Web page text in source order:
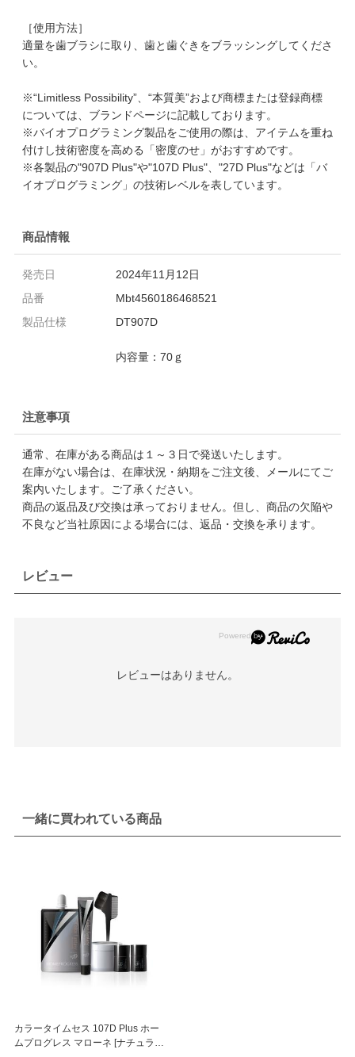
［使用方法］
適量を歯ブラシに取り、歯と歯ぐきをブラッシングしてくださ
い。
※“Limitless Possibility”、“本質美”および商標または登録商標
については、ブランドページに記載しております。
※バイオプログラミング製品をご使用の際は、アイテムを重ね
付けし技術密度を高める「密度のせ」がおすすめです。
※各製品の"907D Plus"や"107D Plus"、"27D Plus"などは「バ
イオプログラミング」の技術レベルを表しています。
商品情報
発売日
2024年11月12日
品番
Mbt4560186468521
製品仕様
DT907D
内容量：70ｇ
注意事項
通常、在庫がある商品は１～３日で発送いたします。
在庫がない場合は、在庫状況・納期をご注文後、メールにてご
案内いたします。ご了承ください。
商品の返品及び交換は承っておりません。但し、商品の欠陥や
不良など当社原因による場合には、返品・交換を承ります。
レビュー
レビューはありません。
一緒に買われている商品
カラータイムセス 107D Plus ホー
ムプログレス マローネ [ナチュラル